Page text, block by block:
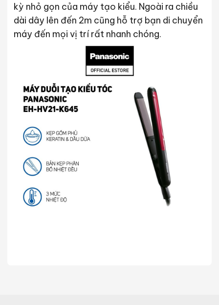
kỳ nhỏ gọn của máy tạo kiểu. Ngoài ra chiều
dài dây lên đến 2m cũng hỗ trợ bạn di chuyển
máy đến mọi vị trí rất nhanh chóng.